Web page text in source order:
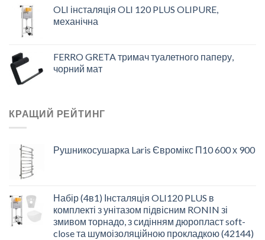
OLI інсталяція OLI 120 PLUS OLIPURE,
механічна
FERRO GRETA тримач туалетного паперу,
чорний мат
КРАЩИЙ РЕЙТИНГ
Рушникосушарка Laris Євромікс П10 600 х 900
Набір (4в1) Інсталяція OLI120 PLUS в
комплекті з унітазом підвісним RONIN зі
змивом торнадо, з сидінням дюропласт soft-
close та шумоізоляційною прокладкою (42144)